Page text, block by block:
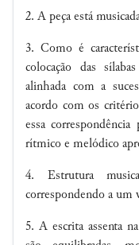
2. A peça está
3. Como é
colocação das
alinhada com a
acordo com os
essa
rítmico e melódico
4. Estrutura
correspondendo a um
5. A escrita assenta